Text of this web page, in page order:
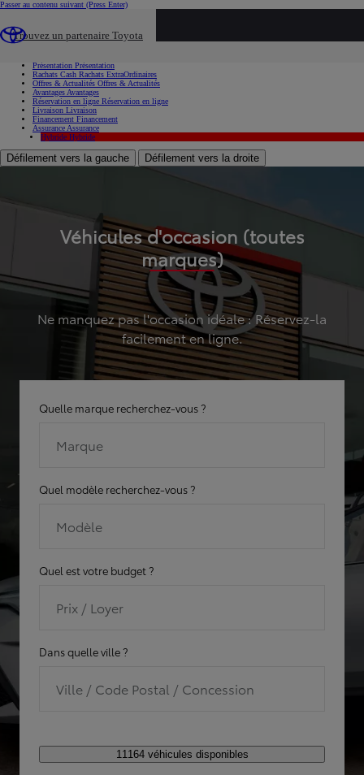
Passer au contenu suivant (Press Enter)
Trouvez un partenaire Toyota
Présentation Présentation
Rachats Cash Rachats ExtraOrdinaires
Offres & Actualités Offres & Actualités
Avantages Avantages
Réservation en ligne Réservation en ligne
Livraison Livraison
Financement Financement
Assurance Assurance
Hybride Hybride
Défilement vers la gauche Défilement vers la droite
Véhicules d'occasion (toutes
marques)
Ne manquez pas l'occasion idéale : Réservez-la
facilement en ligne.
Quelle marque recherchez-vous ?
Marque
Quel modèle recherchez-vous ?
Modèle
Quel est votre budget ?
Prix / Loyer
Dans quelle ville ?
Ville / Code Postal / Concession
11164 véhicules disponibles